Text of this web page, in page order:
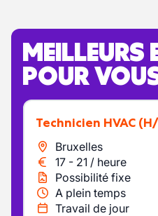
MEILLEURS
POUR
Technicien HVAC
Bruxelles
17 - 21 / heure
Possibilité fixe
A plein temps
Travail de jour